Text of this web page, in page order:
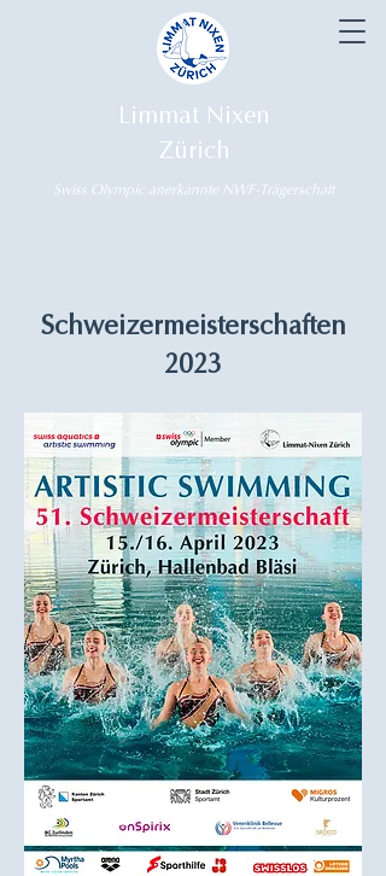
Limmat Nixen
Zürich
Swiss Olympic anerkannte NWF-Trägerschaft
Schweizermeisterschaften
2023